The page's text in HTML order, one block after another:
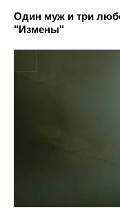
Один муж и три
"Измены"